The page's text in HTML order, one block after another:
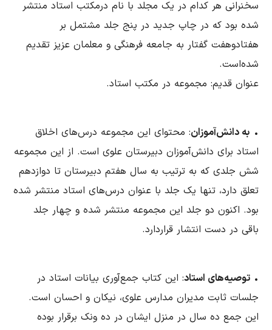
سخنرانی هر کدام در یک مجلد با نام درمکتب استاد منتشر
شده بود که در چاپ جدید در پنج جلد مشتمل بر
هفتادوهفت گفتار به جامعه فرهنگی و معلمان عزیز تقدیم
شده‌است.
عنوان قدیم: مجموعه در مکتب استاد.
• به دانش‌آموزان: محتوای این مجموعه درس‌های اخلاق
استاد برای دانش‌آموزان دبیرستان علوی است. از این مجموعه
شش جلدی که به ترتیب به سال هفتم دبیرستان تا دوازدهم
تعلق دارد، تنها یک جلد با عنوان درس‌های استاد منتشر شده
‌بود. اکنون دو جلد این مجموعه منتشر شده و چهار جلد
باقی در دست انتشار قراردارد.
• توصیه‌های استاد: این کتاب جمع‌آوری بیانات استاد در
جلسات ثابت مدیران مدارس علوی، نیکان و احسان است.
این جمع ده سال در منزل ایشان در ده ‌ونک برقرار بوده